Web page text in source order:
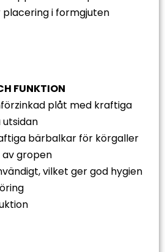
i formgjuten
FUNKTION
plåt med kraftiga
bärbalkar för körgaller
gropen
vilket ger god hygien